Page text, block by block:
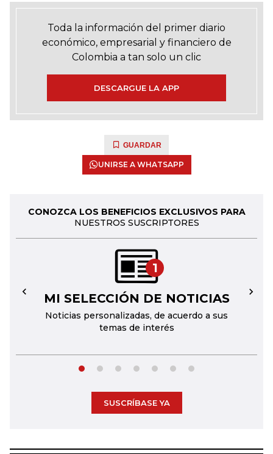
Toda la información del primer diario
económico, empresarial y financiero de
Colombia a tan solo un clic
DESCARGUE LA APP
GUARDAR
UNIRSE A WHATSAPP
CONOZCA LOS BENEFICIOS EXCLUSIVOS PARA
NUESTROS SUSCRIPTORES
1
MI SELECCIÓN DE NOTICIAS
Noticias personalizadas, de acuerdo a sus
temas de interés
← →
SUSCRÍBASE YA